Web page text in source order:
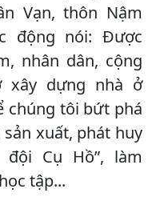
Vạn, thôn Nậm
động nói: Được
nhân dân, cộng
xây dựng nhà ở
chúng tôi bứt phá
xuất, phát huy
Cụ Hồ”, làm
tập...